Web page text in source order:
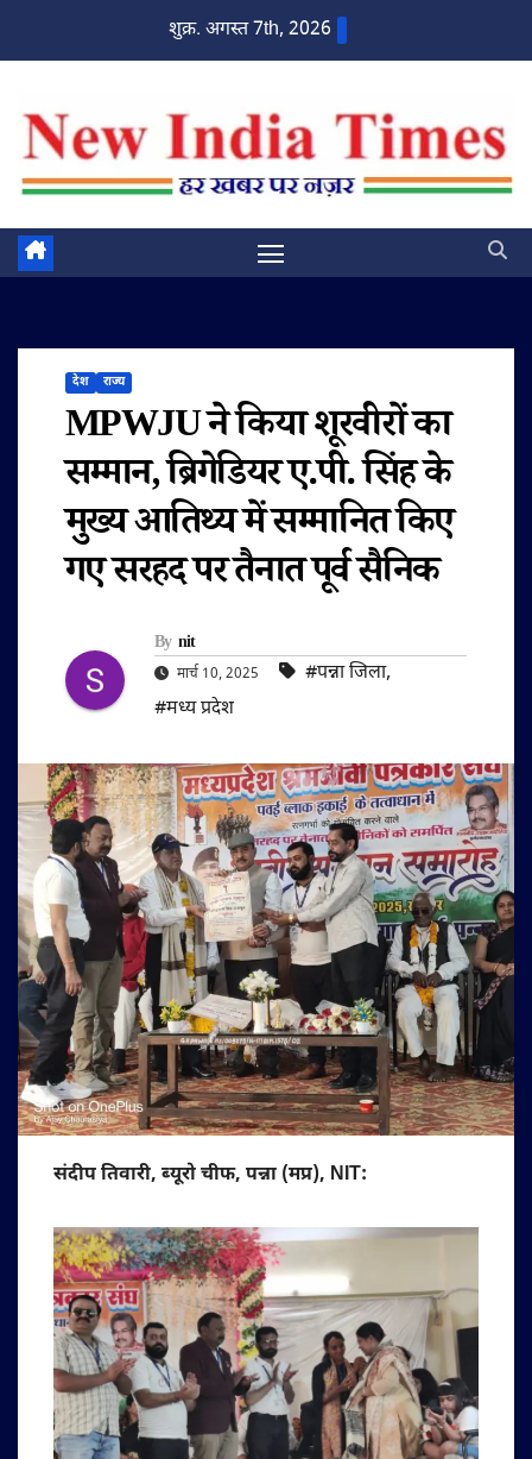
शुक्र. अगस्त 7th, 2026
देश राज्य
MPWJU ने किया शूरवीरों का
सम्मान, ब्रिगेडियर ए.पी. सिंह के
मुख्य आतिथ्य में सम्मानित किए
गए सरहद पर तैनात पूर्व सैनिक
By nit
मार्च 10, 2025 #पन्ना जिला,
#मध्य प्रदेश
संदीप तिवारी, ब्यूरो चीफ, पन्ना (मप्र), NIT: